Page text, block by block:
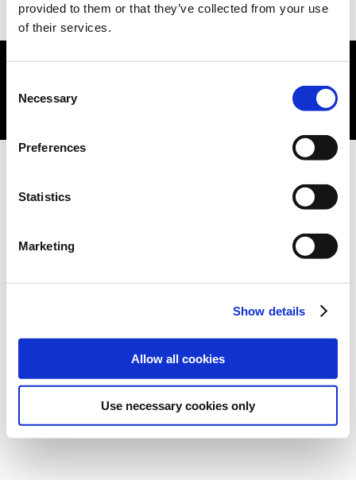
provided to them or that they’ve collected from your use
of their services.
Selection
Necessary
Preferences
Statistics
Marketing
Show details
Allow all cookies
Use necessary cookies only